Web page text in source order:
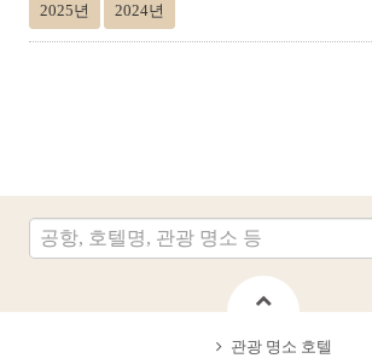
2025년 2024년
관광 명소 호텔